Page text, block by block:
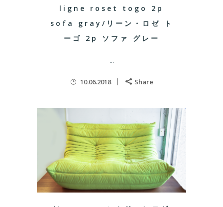
ligne roset togo 2p
sofa gray/リーン・ロゼ ト
ーゴ 2p ソファ グレー
...
10.06.2018 Share